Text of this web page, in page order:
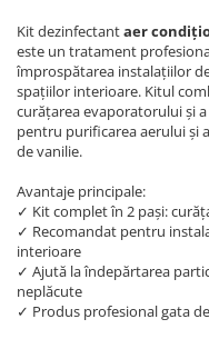
Kit dezinfectantaer
este un tratament
împrospătarea instalațiilor
spațiilor interioare. Kitul
curățarea evaporatorului și
pentru purificarea aerului și
de vanilie.
Avantaje principale:
✓ Kit complet în 2 pași:
✓ Recomandat pentru
interioare
✓ Ajută la îndepărtarea
neplăcute
✓ Produs profesional gata